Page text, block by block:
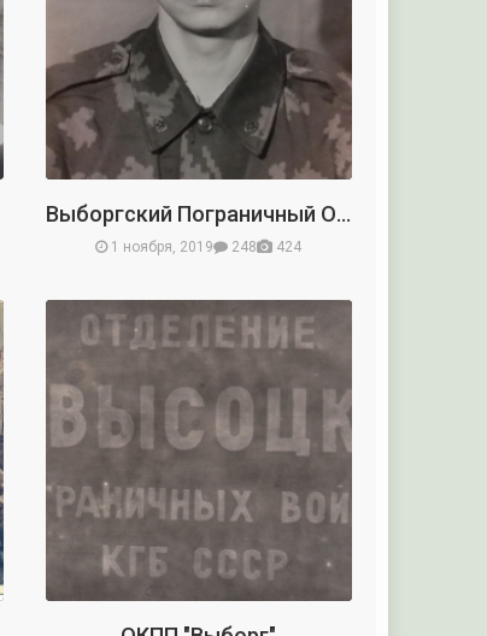
Выборгский Пограничный Отряд
1 ноября, 2019 248 424